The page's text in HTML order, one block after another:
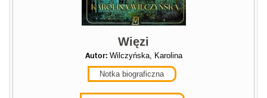
Więzi
Autor: Wilczyńska, Karolina
Notka biograficzna